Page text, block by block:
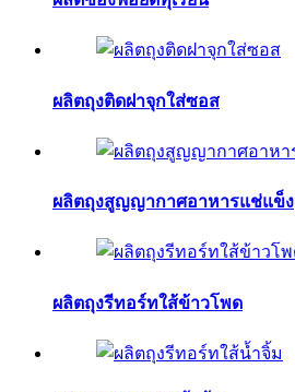
ผลิตถุงติดฝาจุกใส่ซอส
ผลิตถุงสูญญากาศอาหารแช่แข็ง
ผลิตถุงรีทอร์ทใส้ข้าวโพด